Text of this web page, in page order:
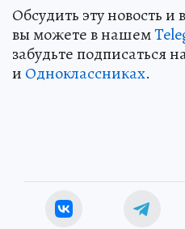
Обсудить эту новость и
вы можете в нашем
забудьте подписаться
и Одноклассниках.